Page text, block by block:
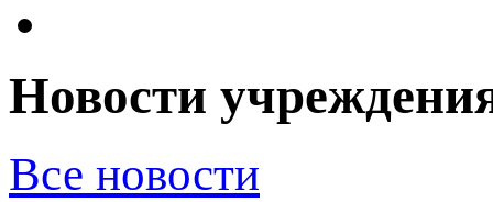
Новости
Все новости